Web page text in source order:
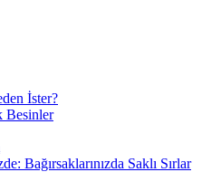
İster?
Besinler
Bağırsaklarınızda Saklı Sırlar